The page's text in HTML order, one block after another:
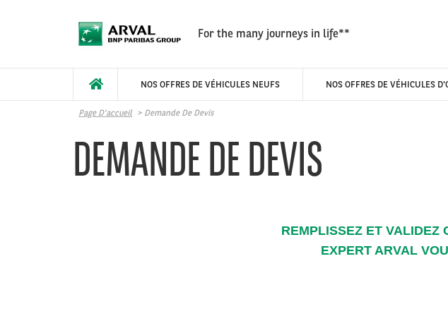
For the many journeys in life**
NOS OFFRES DE VÉHICULES NEUFS NOS OFFRES DE VÉHICULES
Page D’accueil Demande De Devis
DEMANDE DE DEVIS
REMPLISSEZ ET VALIDEZ
EXPERT ARVAL